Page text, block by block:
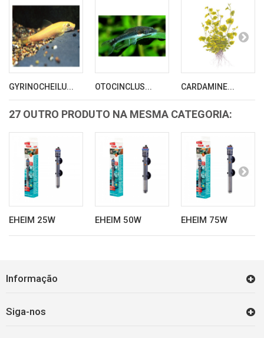
GYRINOCHEILU... OTOCINCLUS... CARDAMINE...
27 OUTRO PRODUTO NA MESMA CATEGORIA:
EHEIM 25W EHEIM 50W EHEIM 75W
Informação
Siga-nos